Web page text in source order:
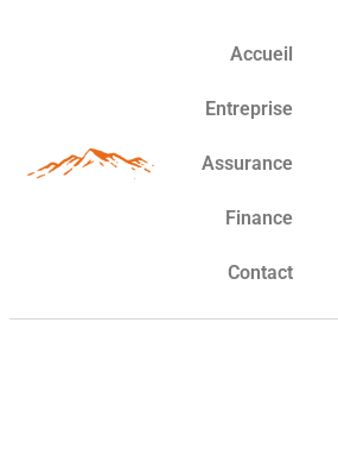
Accueil
Entreprise
Assurance
Finance
Contact